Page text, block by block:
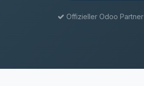
Offizieller Odoo Partner